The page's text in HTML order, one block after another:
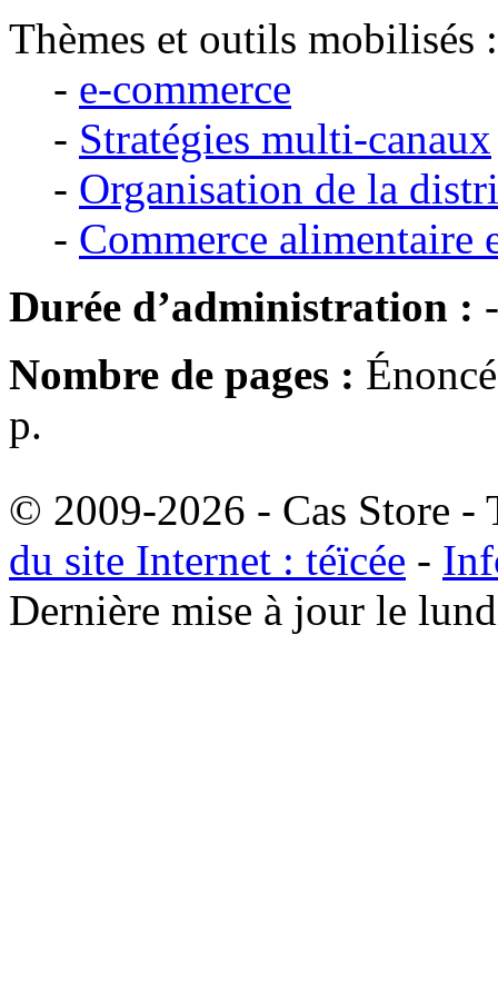
Thèmes et outils mobilisés :
- e-commerce
- Stratégies multi-canaux
- Organisation de la
- Commerce alimentaire
Durée d’administration : -
Nombre de pages :
p.
© 2009-2026 - Cas Store -
du site Internet : téïcée -
Dernière mise à jour le